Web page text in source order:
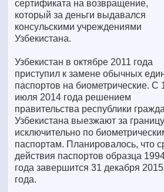
сертификата на возвращение,
который за деньги выдавался
консульскими учреждениями
Узбекистана.
Узбекистан в октябре 2011 года
приступил к замене обычных
паспортов на биометрические. С
июля 2014 года решением
правительства республики
Узбекистана выезжают за границу
исключительно по
паспортам. Планировалось, что
действия паспортов образца
года завершится 31 декабря 2015
года.